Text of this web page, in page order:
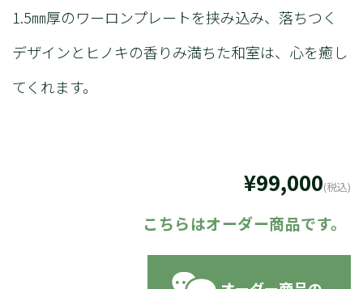
1.5㎜厚のワーロンプレートを挟み込み、落ちつく
デザインとヒノキの香りみ満ちた和室は、心を癒し
てくれます。
¥99,000(税込)